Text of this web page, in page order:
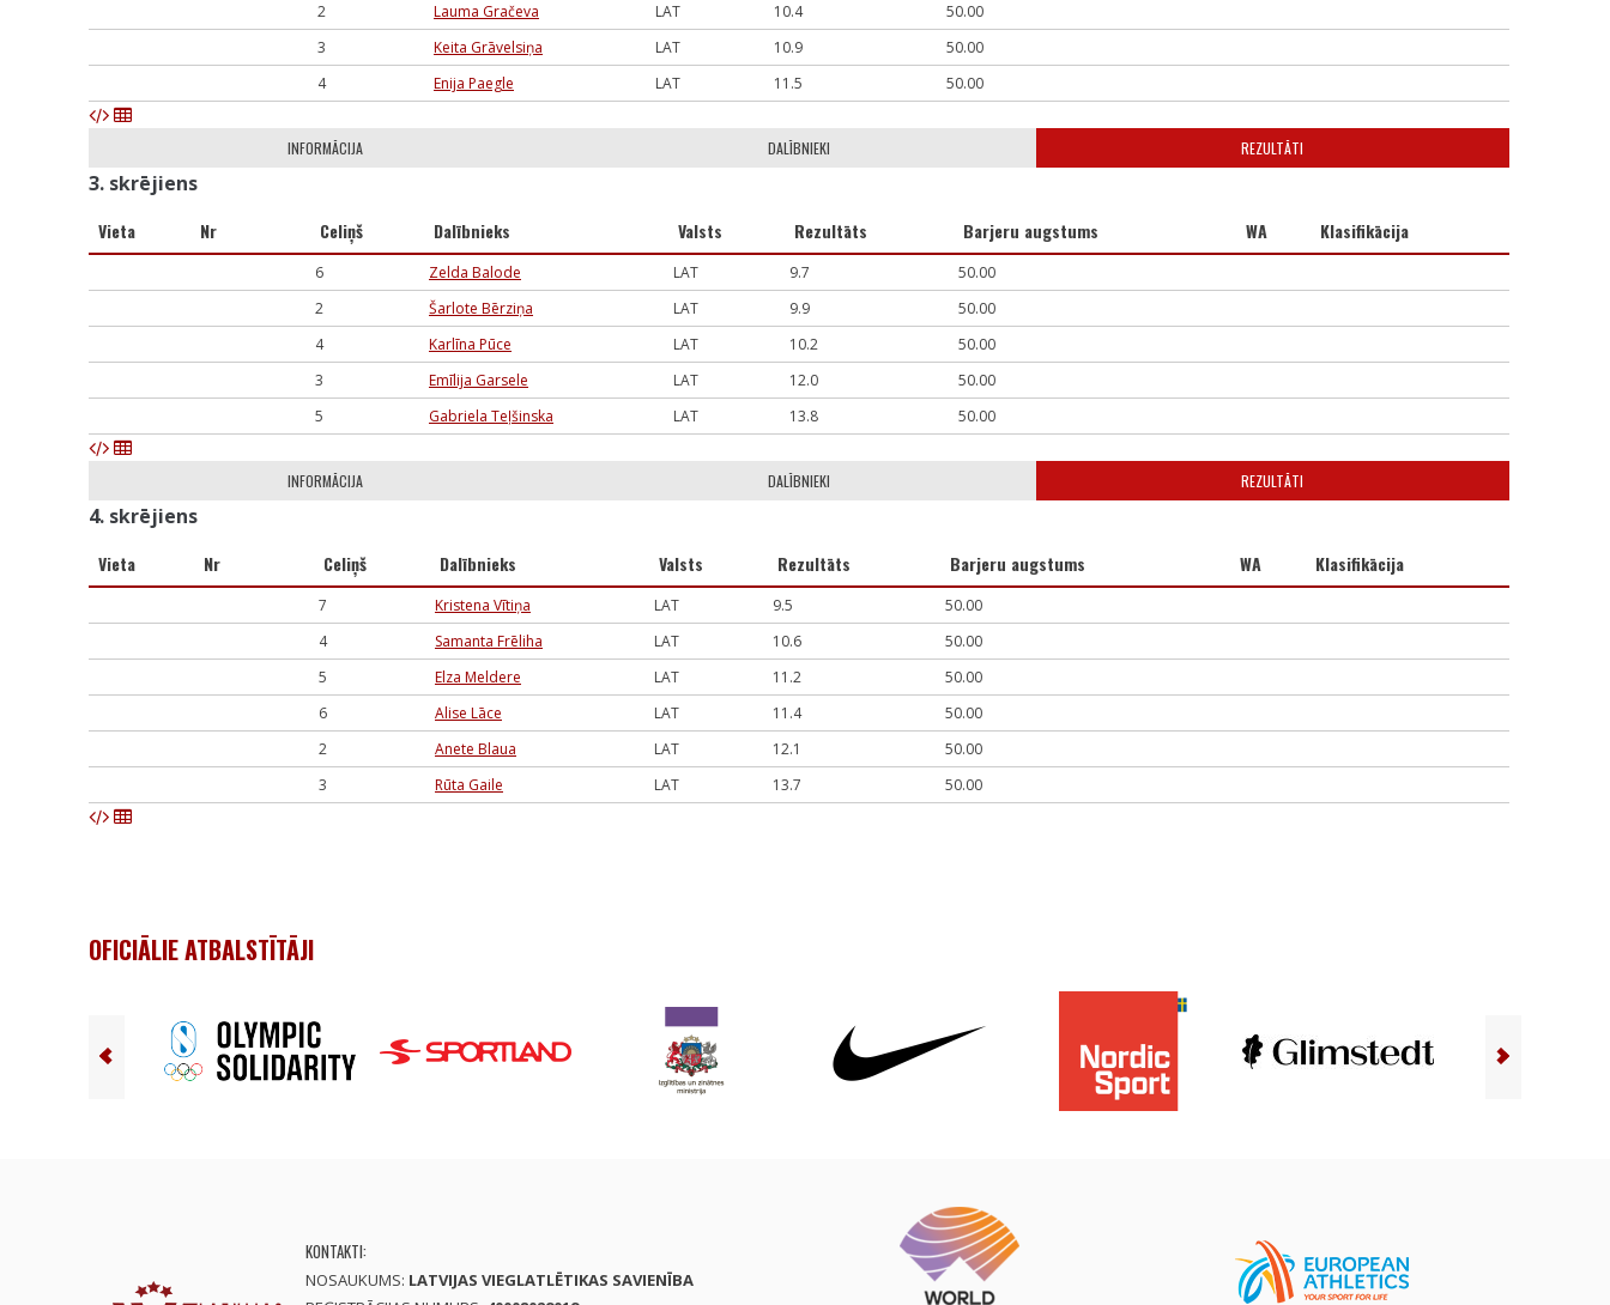
2
Lauma Gračeva LAT 10.4
50.00
3
Keita Grāvelsiņa LAT 10.9
50.00
4
Enija Paegle LAT 11.5 50.00
INFORMĀCIJA DALĪBNIEKI REZULTĀTI
3. skrējiens
Vieta Nr Celiņš Dalībnieks Valsts Rezultāts Barjeru augstums WA Klasifikācija
6 Zelda Balode LAT 9.7
50.00
2
Šarlote Bērziņa LAT 9.9
50.00
4
Karlīna Pūce LAT 10.2
50.00
3
Emīlija Garsele LAT 12.0
50.00
5
Gabriela Teļšinska LAT 13.8 50.00
INFORMĀCIJA DALĪBNIEKI REZULTĀTI
4. skrējiens
Vieta Nr Celiņš Dalībnieks Valsts Rezultāts Barjeru augstums WA Klasifikācija
7 Kristena Vītiņa LAT 9.5
50.00
4
Samanta Frēliha LAT 10.6
50.00
5
Elza Meldere LAT 11.2
50.00
6
Alise Lāce LAT 11.4
50.00
2
Anete Blaua LAT 12.1
50.00
3
Rūta Gaile LAT 13.7 50.00
OFICIĀLIE ATBALSTĪTĀJI
KONTAKTI:
NOSAUKUMS: LATVIJAS VIEGLATLĒTIKAS SAVIENĪBA